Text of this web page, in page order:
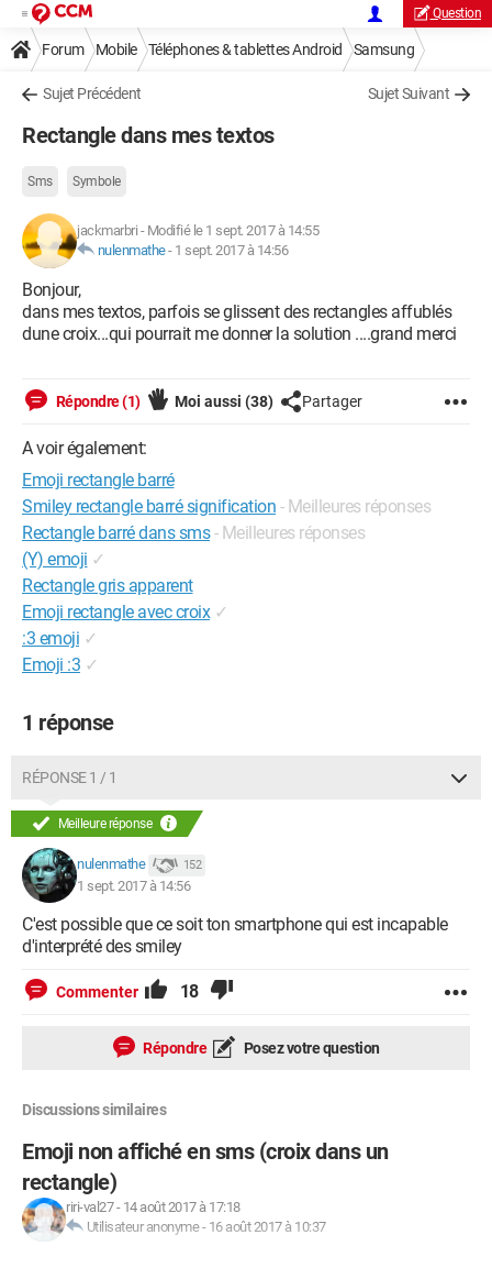
Question
Forum Mobile Téléphones & tablettes Android Samsung
Sujet Précédent Sujet Suivant
Rectangle dans mes textos
Sms Symbole
jackmarbri - Modifié le 1 sept. 2017 à 14:55
nulenmathe- 1 sept. 2017 à 14:56
Bonjour,
dans mes textos, parfois se glissent des rectangles affublés
dune croix...qui pourrait me donner la solution ....grand merci
Répondre (1) Moi aussi (38) Partager
A voir également:
Emoji rectangle barré
Smiley rectangle barré signification - Meilleures réponses
Rectangle barré dans sms - Meilleures réponses
(Y) emoji ✓
Rectangle gris apparent
Emoji rectangle avec croix ✓
:3 emoji ✓
Emoji :3 ✓
1 réponse
RÉPONSE 1 / 1
Meilleure réponse
nulenmathe 152
1 sept. 2017 à 14:56
C'est possible que ce soit ton smartphone qui est incapable
d'interprété des smiley
Commenter 18
Répondre Posez votre question
Discussions similaires
Emoji non affiché en sms (croix dans un
rectangle)
riri-val27- 14 août 2017 à 17:18
Utilisateur anonyme- 16 août 2017 à 10:37